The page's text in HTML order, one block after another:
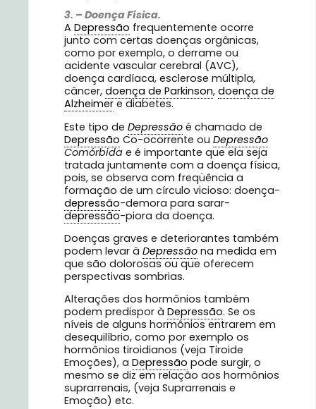
3. – Doença Física.
A Depressão frequentemente ocorre
junto com certas doenças orgânicas,
como por exemplo, o derrame ou
acidente vascular cerebral (AVC),
doença cardíaca, esclerose múltipla,
câncer, doença de Parkinson, doença de
Alzheimer e diabetes.
Este tipo de Depressão é chamado de
Depressão Co-ocorrente ou Depressão
Comórbida e é importante que ela seja
tratada juntamente com a doença física,
pois, se observa com freqüência a
formação de um círculo vicioso: doença-
depressão-demora para sarar-
depressão-piora da doença.
Doenças graves e deteriorantes também
podem levar à Depressão na medida em
que são dolorosas ou que oferecem
perspectivas sombrias.
Alterações dos hormônios também
podem predispor à Depressão. Se os
níveis de alguns hormônios entrarem em
desequilíbrio, como por exemplo os
hormônios tiroidianos (veja Tiroide
Emoções), a Depressão pode surgir, o
mesmo se diz em relação aos hormônios
suprarrenais, (veja Suprarrenais e
Emoção) etc.